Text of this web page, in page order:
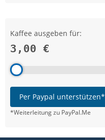
Kaffee ausgeben für:
3,00 €
Per Paypal unterstützen*
*Weiterleitung zu PayPal.Me